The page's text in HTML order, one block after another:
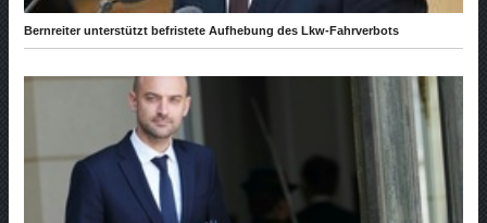
Bernreiter unterstützt befristete Aufhebung des Lkw-Fahrverbots